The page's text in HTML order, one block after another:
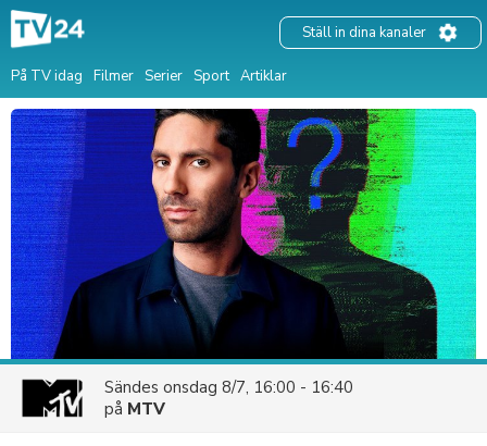
På TV idag Filmer Serier Sport Artiklar
Ställ in dina kanaler
Sändes onsdag 8/7, 16:00 - 16:40
på MTV